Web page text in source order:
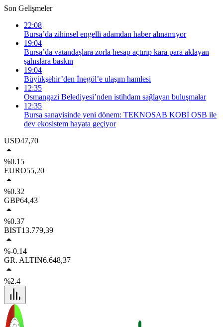
Son Gelişmeler
22:08
Bursa’da zihinsel engelli adamdan haber alınamıyor
19:04
Bursa’da vatandaşlara zorla hesap açtırıp kara para aklayan
şahıslara baskın
19:04
Büyükşehir’den İnegöl’e ulaşım hamlesi
12:35
Osmangazi Belediyesi’nden istihdam sağlayan buluşmalar
12:35
Bursa sanayisinde yeni dönem: TEKNOSAB KOBİ OSB ile
dev ekosistem hayata geçiyor
USD47,70
%0.15
EURO55,20
%0.32
GBP64,43
%0.37
BIST13.779,39
%-0.14
GR. ALTIN6.648,37
%2.4